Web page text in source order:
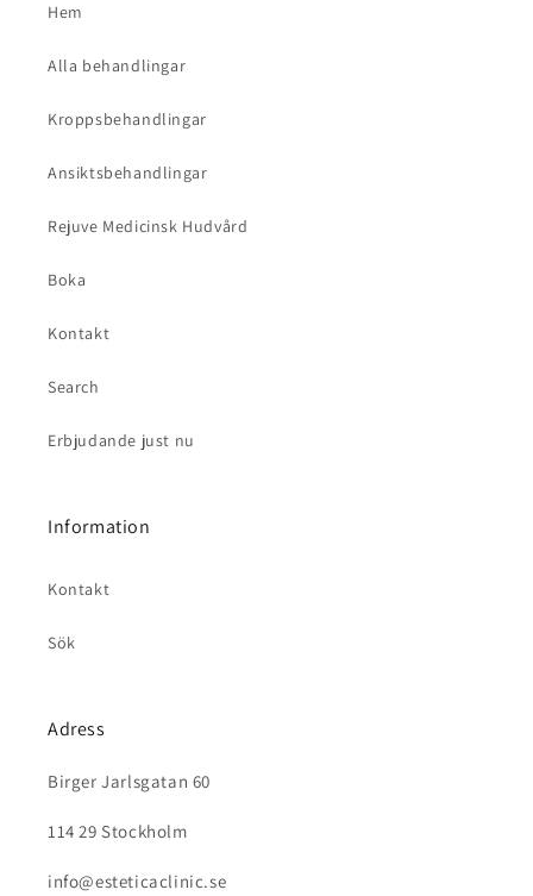
Hem
Alla behandlingar
Kroppsbehandlingar
Ansiktsbehandlingar
Rejuve Medicinsk Hudvård
Boka
Kontakt
Search
Erbjudande just nu
Information
Kontakt
Sök
Adress
Birger Jarlsgatan 60
114 29 Stockholm
info@esteticaclinic.se